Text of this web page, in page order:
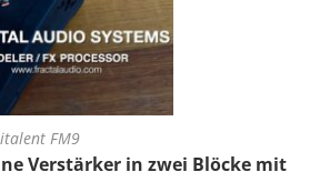
FM9
Verstärker in zwei Blöcke mit